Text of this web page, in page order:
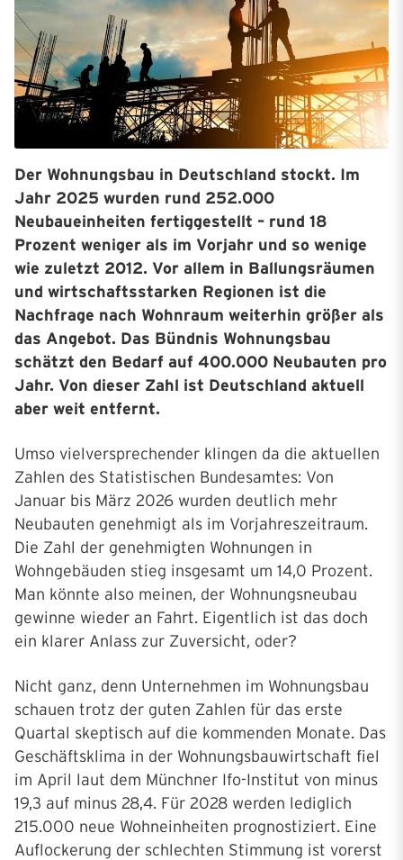
Der Wohnungsbau in Deutschland stockt. Im
Jahr 2025 wurden rund 252.000
Neubaueinheiten fertiggestellt – rund 18
Prozent weniger als im Vorjahr und so wenige
wie zuletzt 2012. Vor allem in Ballungsräumen
und wirtschaftsstarken Regionen ist die
Nachfrage nach Wohnraum weiterhin größer als
das Angebot. Das Bündnis Wohnungsbau
schätzt den Bedarf auf 400.000 Neubauten pro
Jahr. Von dieser Zahl ist Deutschland aktuell
aber weit entfernt.
Umso vielversprechender klingen da die aktuellen
Zahlen des Statistischen Bundesamtes: Von
Januar bis März 2026 wurden deutlich mehr
Neubauten genehmigt als im Vorjahreszeitraum.
Die Zahl der genehmigten Wohnungen in
Wohngebäuden stieg insgesamt um 14,0 Prozent.
Man könnte also meinen, der Wohnungsneubau
gewinne wieder an Fahrt. Eigentlich ist das doch
ein klarer Anlass zur Zuversicht, oder?
Nicht ganz, denn Unternehmen im Wohnungsbau
schauen trotz der guten Zahlen für das erste
Quartal skeptisch auf die kommenden Monate. Das
Geschäftsklima in der Wohnungsbauwirtschaft fiel
im April laut dem Münchner Ifo-Institut von minus
19,3 auf minus 28,4. Für 2028 werden lediglich
215.000 neue Wohneinheiten prognostiziert. Eine
Auflockerung der schlechten Stimmung ist vorerst